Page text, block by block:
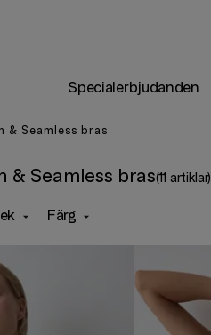
Specialerbjudanden
& Seamless bras
& Seamless bras(11 artiklar)
Färg